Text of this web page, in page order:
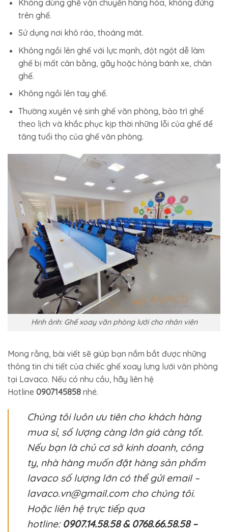
Không dùng ghế vận chuyển hàng hóa, không đứng
trên ghế.
Sử dụng nơi khô ráo, thoáng mát.
Không ngồi lên ghế với lực mạnh, đột ngột dễ làm
ghế bị mất cân bằng, gãy hoặc hỏng bánh xe, chân
ghế.
Không ngồi lên tay ghế.
Thường xuyên vệ sinh ghế văn phòng, bảo trì ghế
theo lịch và khắc phục kịp thời những lỗi của ghế để
tăng tuổi thọ của ghế văn phòng.
Hình ảnh: Ghế xoay văn phòng lưới cho nhân viên
Mong rằng, bài viết sẽ giúp bạn nắm bắt được những
thông tin chi tiết của chiếc ghế xoay lưng lưới văn phòng
tại Lavaco. Nếu có nhu cầu, hãy liên hệ
Hotline 0907145858 nhé.
Chúng tôi luôn ưu tiên cho khách hàng
mua sỉ, số lượng càng lớn giá càng tốt.
Nếu bạn là chủ cơ sở kinh doanh, công
ty, nhà hàng muốn đặt hàng sản phẩm
lavaco số lượng lớn có thể gửi email –
lavaco.vn@gmail.com cho chúng tôi.
Hoặc liên hệ trực tiếp qua
hotline: 0907.14.58.58 & 0768.66.58.58 –